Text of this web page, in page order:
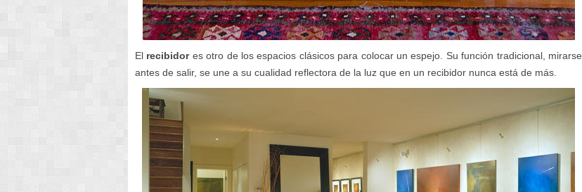
El recibidores otro de los espacios clásicos para colocar un espejo. Su función tradicional, mirarse
antes de salir, se une a su cualidad reflectora de la luz que en un recibidor nunca está de más.